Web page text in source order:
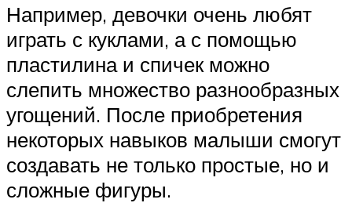
Например, девочки очень любят
играть с куклами, а с помощью
пластилина и спичек можно
слепить множество разнообразных
угощений. После приобретения
некоторых навыков малыши смогут
создавать не только простые, но и
сложные фигуры.